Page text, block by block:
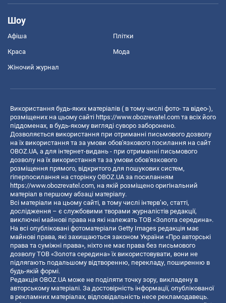
Шоу
Афіша Плітки
Краса Мода
Жіночий журнал
Використання будь-яких матеріалів ( в тому числі фото- та відео-),
розміщених на цьому сайті https://www.obozrevatel.com та всіх його
піддоменах, в будь-якому вигляді суворо заборонено.
Дозволяється використання при отриманні письмового дозволу
на їх використання та за умови обов'язкового посилання на сайт
OBOZ.UA, а для інтернет-видань - при отриманні письмового
дозволу на їх використання та за умови обов'язкового
розміщення прямого, відкритого для пошукових систем,
гіперпосилання на сторінку OBOZ.UA за посиланням
https://www.obozrevatel.com, на якій розміщено оригінальний
матеріал в першому абзаці матеріалу.
Всі матеріали на цьому сайті, в тому числі інтерв’ю, статті,
дослідження – є службовими творами журналістів редакції,
виключні майнові права на які належать ТОВ «Золота середина».
На всі опубліковані фотоматеріали Getty Images редакція має
майнові права, які захищаються законом України «Про авторські
права та суміжні права», ніхто не має права без письмового
дозволу ТОВ «Золота середина» їх використовувати, вони не
підлягають подальшому відтворенню, перекладу, поширенню в
будь-якій формі.
Редакція OBOZ.UA може не поділяти точку зору, викладену в
авторському матеріалі. За достовірність інформації, опублікованої
в рекламних матеріалах, відповідальність несе рекламодавець.